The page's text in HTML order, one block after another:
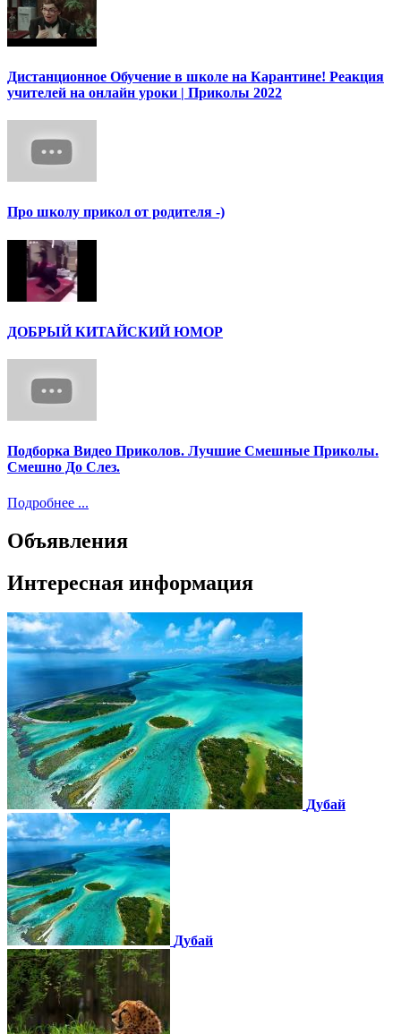
Дистанционное Обучение в школе на Карантине! Реакция
учителей на онлайн уроки | Приколы 2022
Про школу прикол от родителя -)
ДОБРЫЙ КИТАЙСКИЙ ЮМОР
Подборка Видео Приколов. Лучшие Смешные Приколы.
Смешно До Слез.
Подробнее ...
Объявления
Интересная информация
Дубай
Дубай